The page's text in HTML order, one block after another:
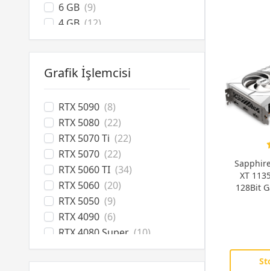
6 GB (9)
4 GB (12)
2 GB (10)
1 GB (6)
Grafik İşlemcisi
RTX 5090 (8)
RTX 5080 (22)
RTX 5070 Ti (22)
RTX 5070 (22)
RTX 5060 TI (34)
RTX 5060 (20)
RTX 5050 (9)
RTX 4090 (6)
RTX 4080 Super (10)
RTX 4070 Ti Super (16)
RTX 4070 Ti (2)
XT
128Bit